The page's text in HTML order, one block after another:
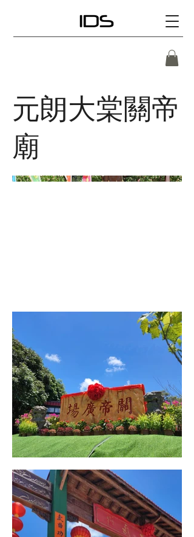
元朗大棠關帝
廟